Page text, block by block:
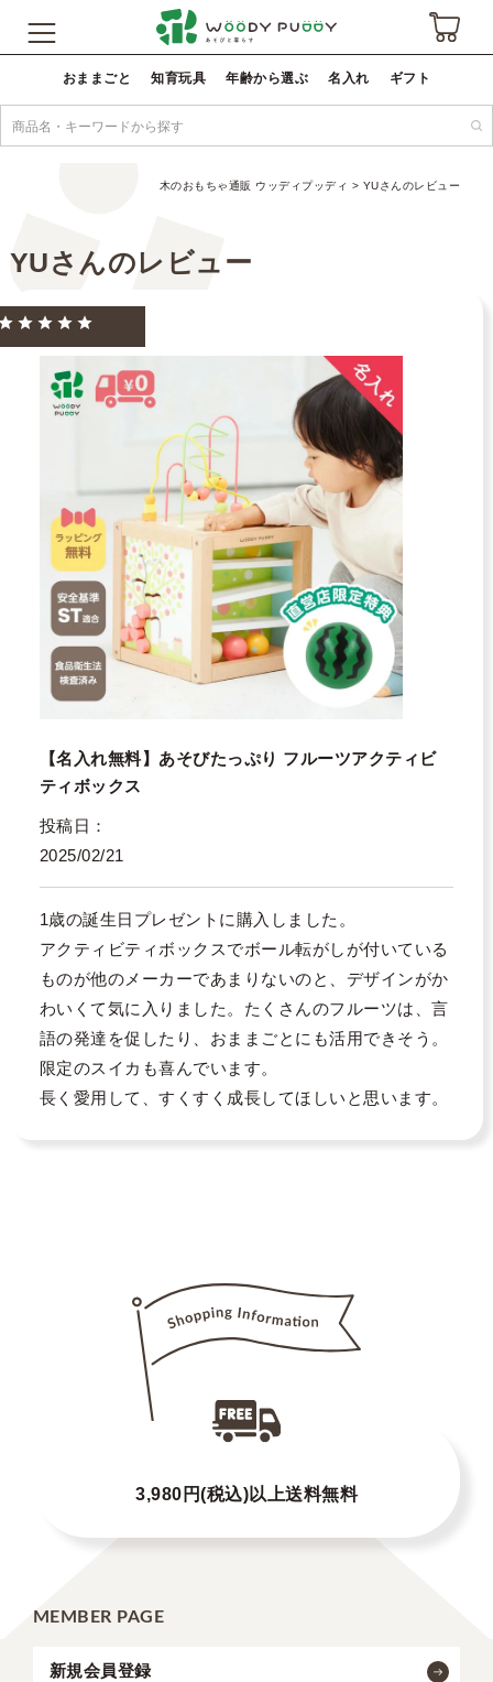
おままごと 知育玩具 年齢から選ぶ 名入れ ギフト
木のおもちゃ通販 ウッディプッディ YUさんのレビュー
YUさんのレビュー
【名入れ無料】あそびたっぷり フルーツアクティビ
ティボックス
投稿日
2025/02/21
1歳の誕生日プレゼントに購入しました。
アクティビティボックスでボール転がしが付いている
ものが他のメーカーであまりないのと、デザインがか
わいくて気に入りました。たくさんのフルーツは、言
語の発達を促したり、おままごとにも活用できそう。
限定のスイカも喜んでいます。
長く愛用して、すくすく成長してほしいと思います。
3,980円(税込)以上送料無料
MEMBER PAGE
新規会員登録